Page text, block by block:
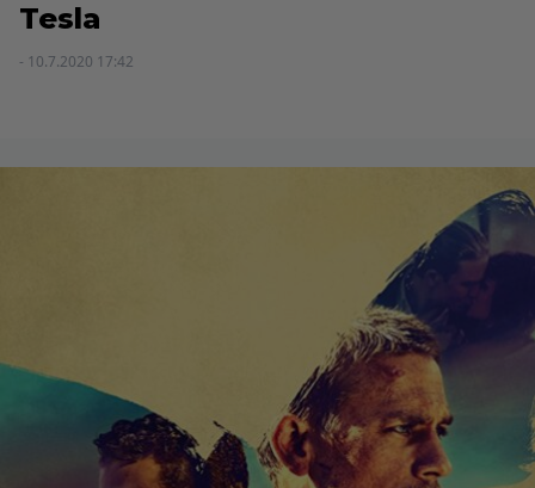
Tesla
- 10.7.2020 17:42